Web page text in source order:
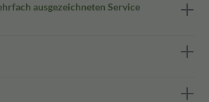
ausgezeichneten Service